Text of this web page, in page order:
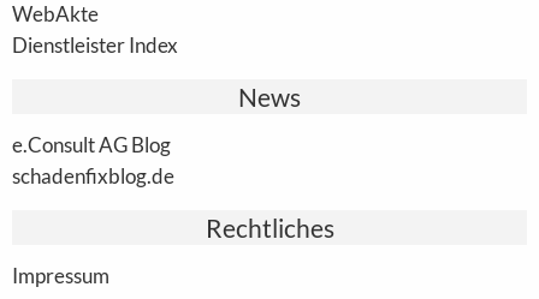
WebAkte
Dienstleister Index
News
e.Consult AG Blog
schadenfixblog.de
Rechtliches
Impressum